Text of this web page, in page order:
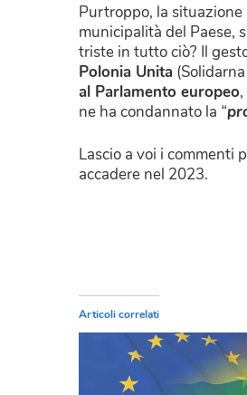
Purtroppo, la
municipalità del Paese,
triste in tutto ciò? Il
Polonia Unita
al Parlamento europeo
ne ha condannato la “
Lascio a voi i commenti
accadere nel 2023.
Articoli correlati